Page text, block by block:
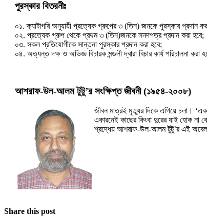
পুরস্কার বিতরনীঃ
০১. ক্যাটাগরি অনুয়ায়ী প্রত্যেক গ্রুপের ৩ (তিন) জনকে পুরস্কার প্রদান
০২. প্রত্যেক গ্রুপ থেকে প্রথম ৩ (তিন)জনকে সনদপত্র প্রদান করা হবে;
০৩. সকল প্রতিযোগীকে সান্তনা পুরস্কার প্রদান করা হবে;
০৪. অত্যন্ত দক্ষ ও অভিজ্ঞ বিচারক মন্ডলী দ্বারা বিচার কার্য পরিচালনা করা
আশরাফ-উল-আলম টুটু’র সংক্ষিপ্ত জীবনী (১৯৫৪-২০০৮)
জীবন মাত্রই মৃত্যুর দিকে এগিয়ে চলা।
একারনেই কাছের কিংবা দুরের যাই হোক
শ্রদ্ধেয় আশরাফ-উল-আলম টুটু’র এই অবেলায়
Share this post